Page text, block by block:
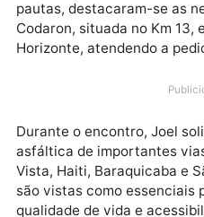
esteve recentemente na
Obras (SEMOB) em uma
Diego Lage para tratar
de diversos bairros de
Codaron, situada no Km
Horizonte, atendendo a